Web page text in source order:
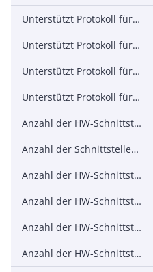
Unterstützt Protokoll für INTERBUS-Safety
Unterstützt Protokoll für PROFIsafe
Unterstützt Protokoll für SafetyBUS p
Unterstützt Protokoll für sonstige Bussysteme
Anzahl der HW-Schnittstellen Industrial Ethernet
Anzahl der Schnittstellen PROFINET
Anzahl der HW-Schnittstellen seriell RS-232
Anzahl der HW-Schnittstellen seriell RS-422
Anzahl der HW-Schnittstellen seriell RS-485
Anzahl der HW-Schnittstellen seriell TTY